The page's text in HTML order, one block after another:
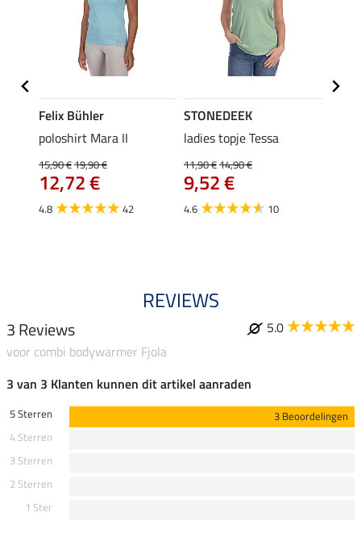
Felix Bühler
poloshirt Mara II
15,90 €19,90 €
12,72 €
4.8 42
STONEDEEK
ladies topje Tessa
11,90 €14,90 €
9,52 €
4.6 10
REVIEWS
3 Reviews
5.0
voor combi bodywarmer Fjola
3 van 3 Klanten kunnen dit artikel aanraden
5 Sterren
3 Beoordelingen
4 Sterren
3 Sterren
2 Sterren
1 Ster